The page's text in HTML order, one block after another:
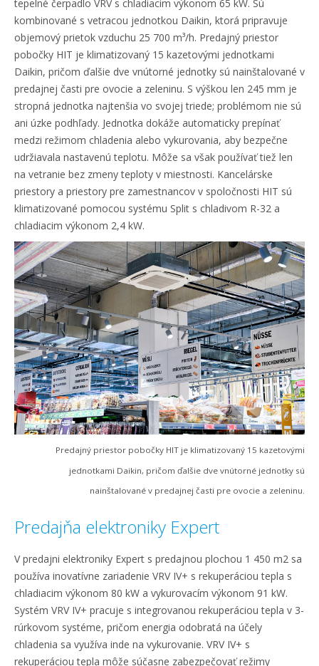
tepelné čerpadlo VRV s chladiacim výkonom 65 kW. Sú
kombinované s vetracou jednotkou Daikin, ktorá pripravuje
objemový prietok vzduchu 25 700 m³/h. Predajný priestor
pobočky HIT je klimatizovaný 15 kazetovými jednotkami
Daikin, pričom ďalšie dve vnútorné jednotky sú nainštalované v
predajnej časti pre ovocie a zeleninu. S výškou len 245 mm je
stropná jednotka najtenšia vo svojej triede; problémom nie sú
ani úzke podhľady. Jednotka dokáže automaticky prepínať
medzi režimom chladenia alebo vykurovania, aby bezpečne
udržiavala nastavenú teplotu. Môže sa však používať tiež len
na vetranie bez zmeny teploty v miestnosti. Kancelárske
priestory a priestory pre zamestnancov v spoločnosti HIT sú
klimatizované pomocou systému Split s chladivom R-32 a
chladiacim výkonom 2,4 kW.
Predajný priestor pobočky HIT je klimatizovaný 15 kazetovými
jednotkami Daikin, pričom ďalšie dve vnútorné jednotky sú
nainštalované v predajnej časti pre ovocie a zeleninu.
Predajňa elektroniky Expert
V predajni elektroniky Expert s predajnou plochou 1 450 m2 sa
používa inovatívne zariadenie VRV IV+ s rekuperáciou tepla s
chladiacim výkonom 80 kW a vykurovacím výkonom 91 kW.
Systém VRV IV+ pracuje s integrovanou rekuperáciou tepla v 3-
rúrkovom systéme, pričom energia odobratá na účely
chladenia sa využíva inde na vykurovanie. VRV IV+ s
rekuperáciou tepla môže súčasne zabezpečovať režimy